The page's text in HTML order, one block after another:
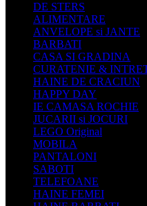
DE STERS
ALIMENTARE
ANVELOPE si JANTE
BARBATI
CASA SI GRADINA
CURATENIE &
HAINE DE CRACIUN
HAPPY DAY
IE CAMASA ROCHIE
JUCARII si JOCURI
LEGO Original
MOBILA
PANTALONI
SABOTI
TELEFOANE
HAINE FEMEI